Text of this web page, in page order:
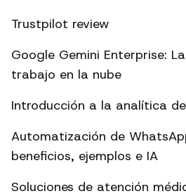
Trustpilot review
Google Gemini Enterprise:
trabajo en la nube
Introducción a la analítica
Automatización de
beneficios, ejemplos e IA
Soluciones de atención